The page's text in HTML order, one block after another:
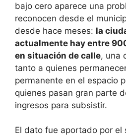
bajo cero aparece una
reconocen desde el
desde hace meses: la
actualmente hay entre
en situación de calle, una
tanto a quienes
permanente en el espacio
quienes pasan gran parte
ingresos para subsistir.
El dato fue aportado por el